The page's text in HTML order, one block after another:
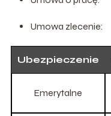
Umowa zlecenie:
Ubezpieczenie
Emerytalne